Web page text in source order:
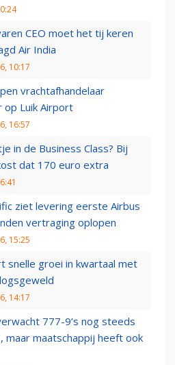
CEO moet het tij keren
Air India
10:17
vrachtafhandelaar
op Luik Airport
16:57
in de Business Class? Bij
dat 170 euro extra
ziet levering eerste Airbus
vertraging oplopen
15:25
snelle groei in kwartaal met
14:17
777-9’s nog steeds
maar maatschappij heeft ook